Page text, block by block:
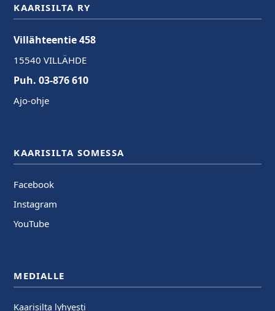
KAARISILTA RY
Villähteentie 458
15540 VILLÄHDE
Puh. 03-876 610
Ajo-ohje
KAARISILTA SOMESSA
Facebook
Instagram
YouTube
MEDIALLE
Kaarisilta lyhyesti